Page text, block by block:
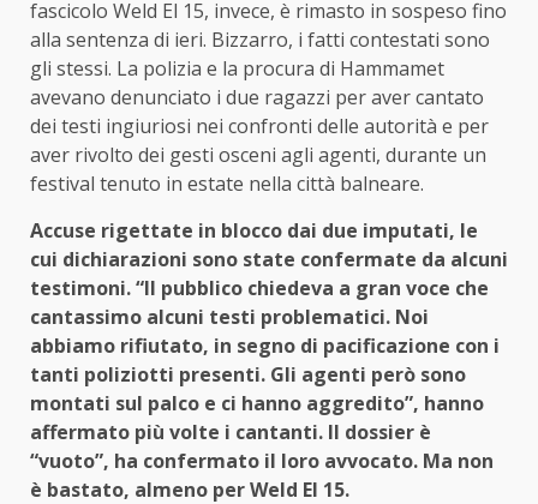
fascicolo Weld El 15, invece, è rimasto in sospeso fino
alla sentenza di ieri. Bizzarro, i fatti contestati sono
gli stessi. La polizia e la procura di Hammamet
avevano denunciato i due ragazzi per aver cantato
dei testi ingiuriosi nei confronti delle autorità e per
aver rivolto dei gesti osceni agli agenti, durante un
festival tenuto in estate nella città balneare.
Accuse rigettate in blocco dai due imputati, le
cui dichiarazioni sono state confermate da alcuni
testimoni. “Il pubblico chiedeva a gran voce che
cantassimo alcuni testi problematici. Noi
abbiamo rifiutato, in segno di pacificazione con i
tanti poliziotti presenti. Gli agenti però sono
montati sul palco e ci hanno aggredito”, hanno
affermato più volte i cantanti. Il dossier è
“vuoto”, ha confermato il loro avvocato. Ma non
è bastato, almeno per Weld El 15.